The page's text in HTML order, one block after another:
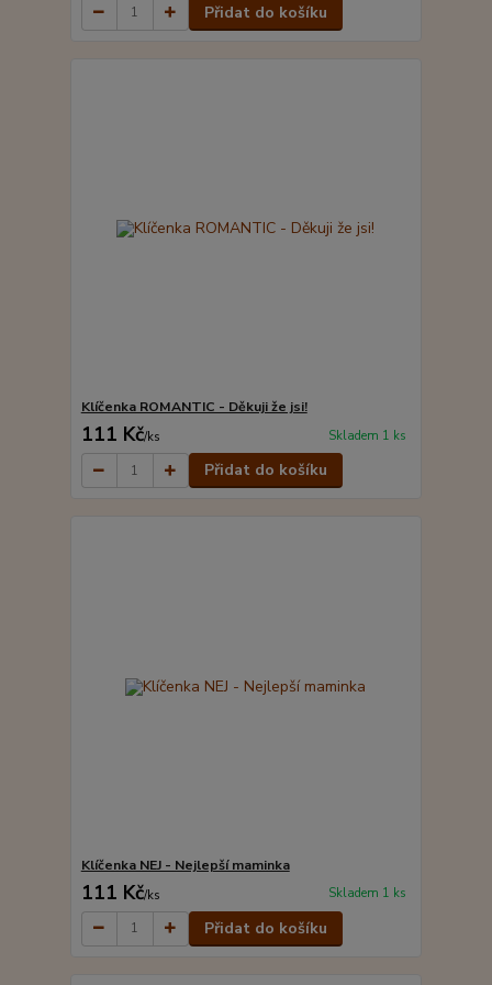
Přidat do košíku
Klíčenka ROMANTIC - Děkuji že jsi!
111 Kč/ks Skladem 1 ks
Přidat do košíku
Klíčenka NEJ - Nejlepší maminka
111 Kč/ks Skladem 1 ks
Přidat do košíku